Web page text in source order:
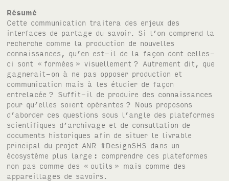
Résumé
Cette communication traitera des enjeux des
interfaces de partage du savoir. Si l’on comprend la
recherche comme la production de nouvelles
connaissances, qu’en est-il de la façon dont celles-
ci sont « formées » visuellement ? Autrement dit, que
gagnerait-on à ne pas opposer production et
communication mais à les étudier de façon
entrelacée ? Suffit-il de produire des connaissances
pour qu’elles soient opérantes ? Nous proposons
d’aborder ces questions sous l’angle des plateformes
scientifiques d’archivage et de consultation de
documents historiques afin de situer le livrable
principal du projet ANR #DesignSHS dans un
écosystème plus large : comprendre ces plateformes
non pas comme des « outils » mais comme des
appareillages de savoirs.